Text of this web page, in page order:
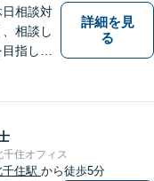
日相談対
相談し
指して
お気軽
詳細を見
る
住オフィス
千住駅 から徒歩5分